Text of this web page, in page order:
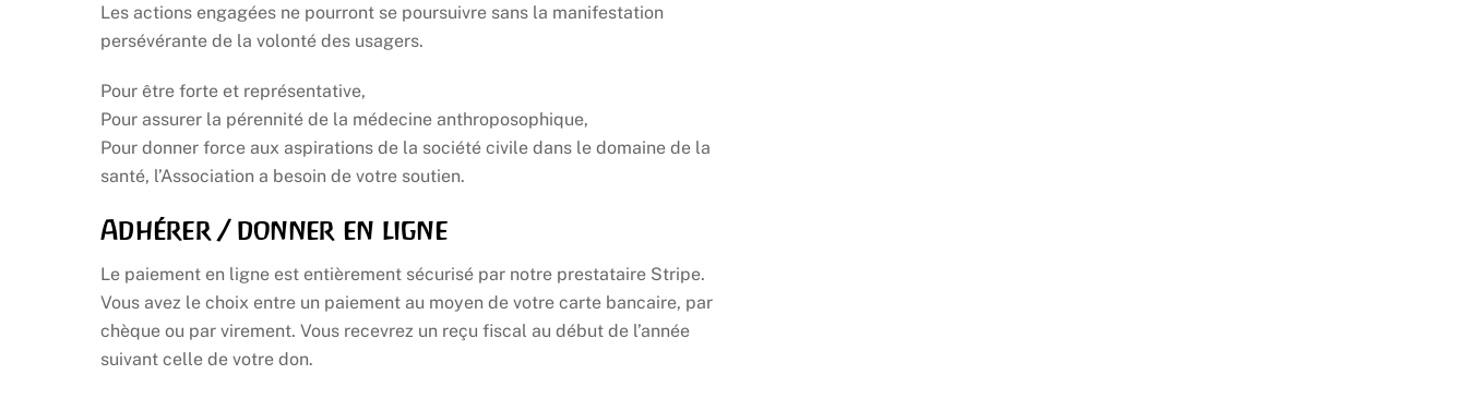
Les actions engagées ne pourront se poursuivre sans la manifestation
persévérante de la volonté des usagers.
Pour être forte et représentative,
Pour assurer la pérennité de la médecine anthroposophique,
Pour donner force aux aspirations de la société civile dans le domaine de la
santé, l’Association a besoin de votre soutien.
Adhérer / donner en ligne
Le paiement en ligne est entièrement sécurisé par notre prestataire Stripe.
Vous avez le choix entre un paiement au moyen de votre carte bancaire, par
chèque ou par virement. Vous recevrez un reçu fiscal au début de l’année
suivant celle de votre don.